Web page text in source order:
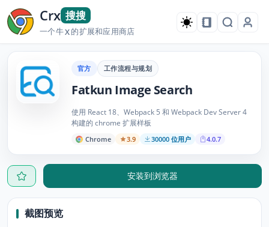
Crx 搜搜
一个牛X的扩展和应用商店
官方 工作流程与规划
Fatkun Image Search
使用 React 18、Webpack 5 和 Webpack Dev Server 4
构建的 chrome 扩展样板
Chrome 3.9 30000 位用户 4.0.7
安装到浏览器
截图预览